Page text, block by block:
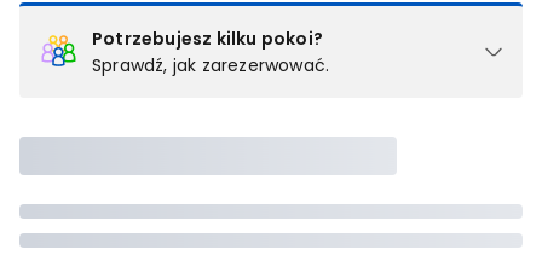
Potrzebujesz kilku pokoi?
Sprawdź, jak zarezerwować.
pokoju (lub apartamencie, willi itd.). Wybierz jedną z ofert z listy
i zarezerwuj ją. Zrób oddzielne rezerwacje dla każdego
kolejnego pokoju lubskontaktuj się z nami,by złożyć
zamówienie u naszego doradcy.